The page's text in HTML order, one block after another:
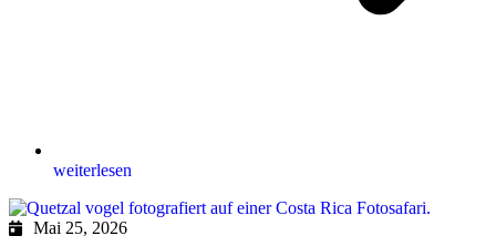
weiterlesen
Mai 25, 2026